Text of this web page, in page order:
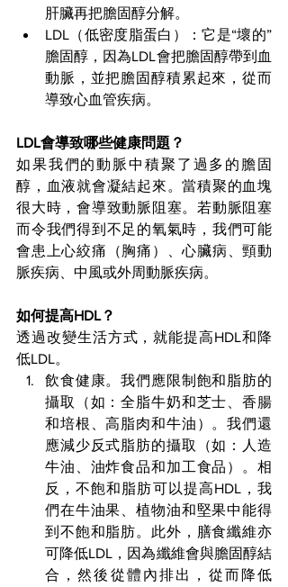
肝臟再把膽固醇分解。
LDL（低密度脂蛋白）：它是“壞的”
膽固醇，因為LDL會把膽固醇帶到血
動脈，並把膽固醇積累起來，從而
導致心血管疾病。
LDL會導致哪些健康問題？
如果我們的動脈中積聚了過多的膽固
醇，血液就會凝結起來。當積聚的血塊
很大時，會導致動脈阻塞。若動脈阻塞
而令我們得到不足的氧氣時，我們可能
會患上心絞痛（胸痛）、心臟病、頸動
脈疾病、中風或外周動脈疾病。
如何提高HDL？
透過改變生活方式，就能提高HDL和降
低LDL。
飲食健康。我們應限制飽和脂肪的
攝取（如：全脂牛奶和芝士、香腸
和培根、高脂肉和牛油）。我們還
應減少反式脂肪的攝取（如：人造
牛油、油炸食品和加工食品）。相
反，不飽和脂肪可以提高HDL，我
們在牛油果、植物油和堅果中能得
到不飽和脂肪。此外，膳食纖維亦
可降低LDL，因為纖維會與膽固醇結
合，然後從體內排出，從而降低